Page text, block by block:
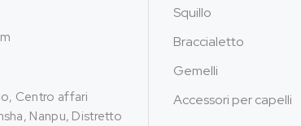
Centro affari
Nanpu, Distretto
Squillo
Braccialetto
Gemelli
Accessori per capelli